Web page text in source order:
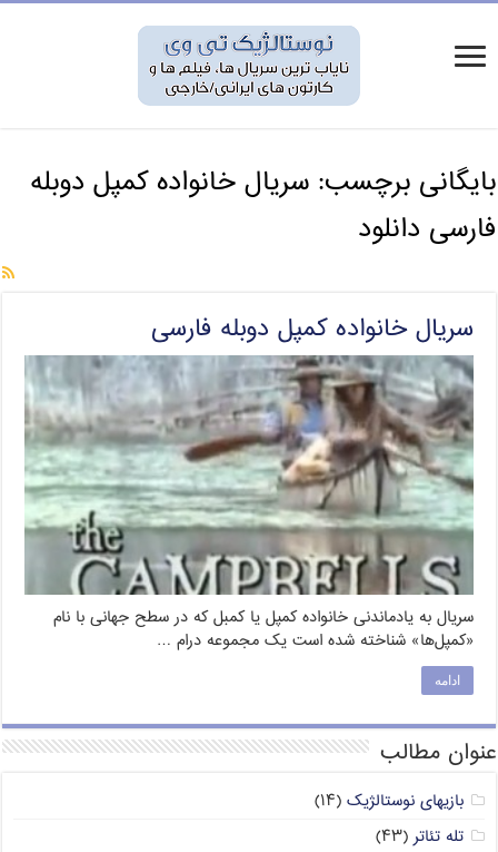
بایگانی برچسب:سریال خانواده کمپل دوبله
فارسی دانلود
سریال خانواده کمپل دوبله فارسی
سریال به یادماندنی خانواده کمپل یا کمبل که در سطح جهانی با نام
«کمپل‌ها» شناخته شده است یک مجموعه درام …
ادامه
عنوان مطالب
بازیهای نوستالژیک (۱۴)
تله تئاتر (۴۳)